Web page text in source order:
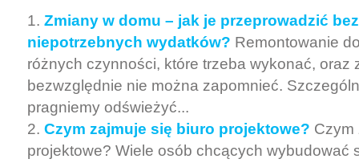
Zmiany w domu – jak je przeprowadzić
niepotrzebnych wydatków? Remontowanie
różnych czynności, które trzeba wykonać, oraz
bezwzględnie nie można zapomnieć.
pragniemy odświeżyć...
Czym zajmuje się biuro projektowe? Czym
projektowe? Wiele osób chcących wybudować